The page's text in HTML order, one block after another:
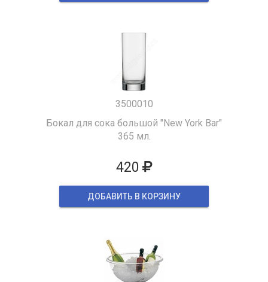
3500010
Бокал для сока большой "New York Bar"
365 мл.
420
ДОБАВИТЬ В КОРЗИНУ